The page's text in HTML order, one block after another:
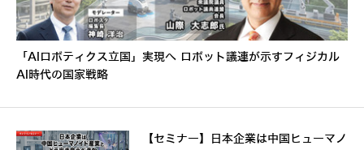
「AIロボティクス立国」実現へ ロボット議連が示すフィジカル
AI時代の国家戦略
【セミナー】日本企業は中国ヒューマノ